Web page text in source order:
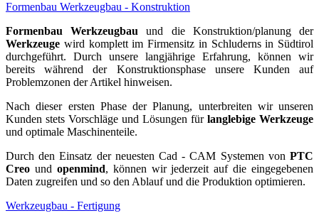
Formenbau Werkzeugbau - Konstruktion
FormenbauWerkzeugbau und die Konstruktion/planung der
Werkzeuge wird komplett im Firmensitz in Schluderns in Südtirol
durchgeführt. Durch unsere langjährige Erfahrung, können wir
bereits während der Konstruktionsphase unsere Kunden auf
Problemzonen der Artikel hinweisen.
Nach dieser ersten Phase der Planung, unterbreiten wir unseren
Kunden stets Vorschläge und Lösungen für langlebige Werkzeuge
und optimale Maschinenteile.
Durch den Einsatz der neuesten Cad - CAM Systemen von PTC
Creo und openmind, können wir jederzeit auf die eingegebenen
Daten zugreifen und so den Ablauf und die Produktion optimieren.
Werkzeugbau - Fertigung